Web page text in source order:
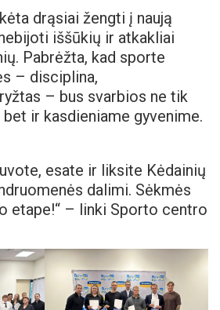
drąsiai žengti į naują
iššūkių ir atkakliai
Pabrėžta, kad sporte
– disciplina,
– bus svarbios ne tik
ir kasdieniame gyvenime.
esate ir liksite Kėdainių
dalimi. Sėkmės
etape!“ – linki Sporto centro